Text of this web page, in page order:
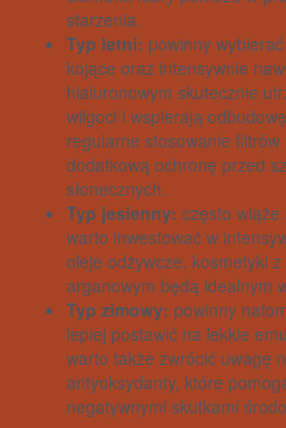
starzenia.
Typ letni: powinny
kojące oraz intensywnie
hialuronowym skutecznie
wilgoci i wspierają
regularne stosowanie
dodatkową ochronę przed
słonecznych.
Typ jesienny: często wiąże
warto inwestować w
oleje odżywcze, kosmetyki
arganowym będą idealnym
Typ zimowy: powinny
lepiej postawić na lekkie
warto także zwrócić uwagę
antyoksydanty, które
negatywnymi skutkami